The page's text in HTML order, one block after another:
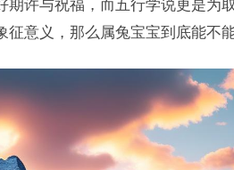
期许与祝福，而五行学说更是为
征意义，那么属兔宝宝到底能不